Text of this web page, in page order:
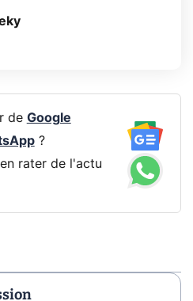
de Google
?
rater de l'actu